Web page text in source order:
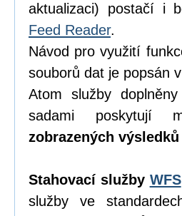
aktualizaci) postačí i
Feed Reader.
Návod pro využití
souborů dat je popsán
Atom služby
sadami poskytují
zobrazených
Stahovací služby WFS
služby ve